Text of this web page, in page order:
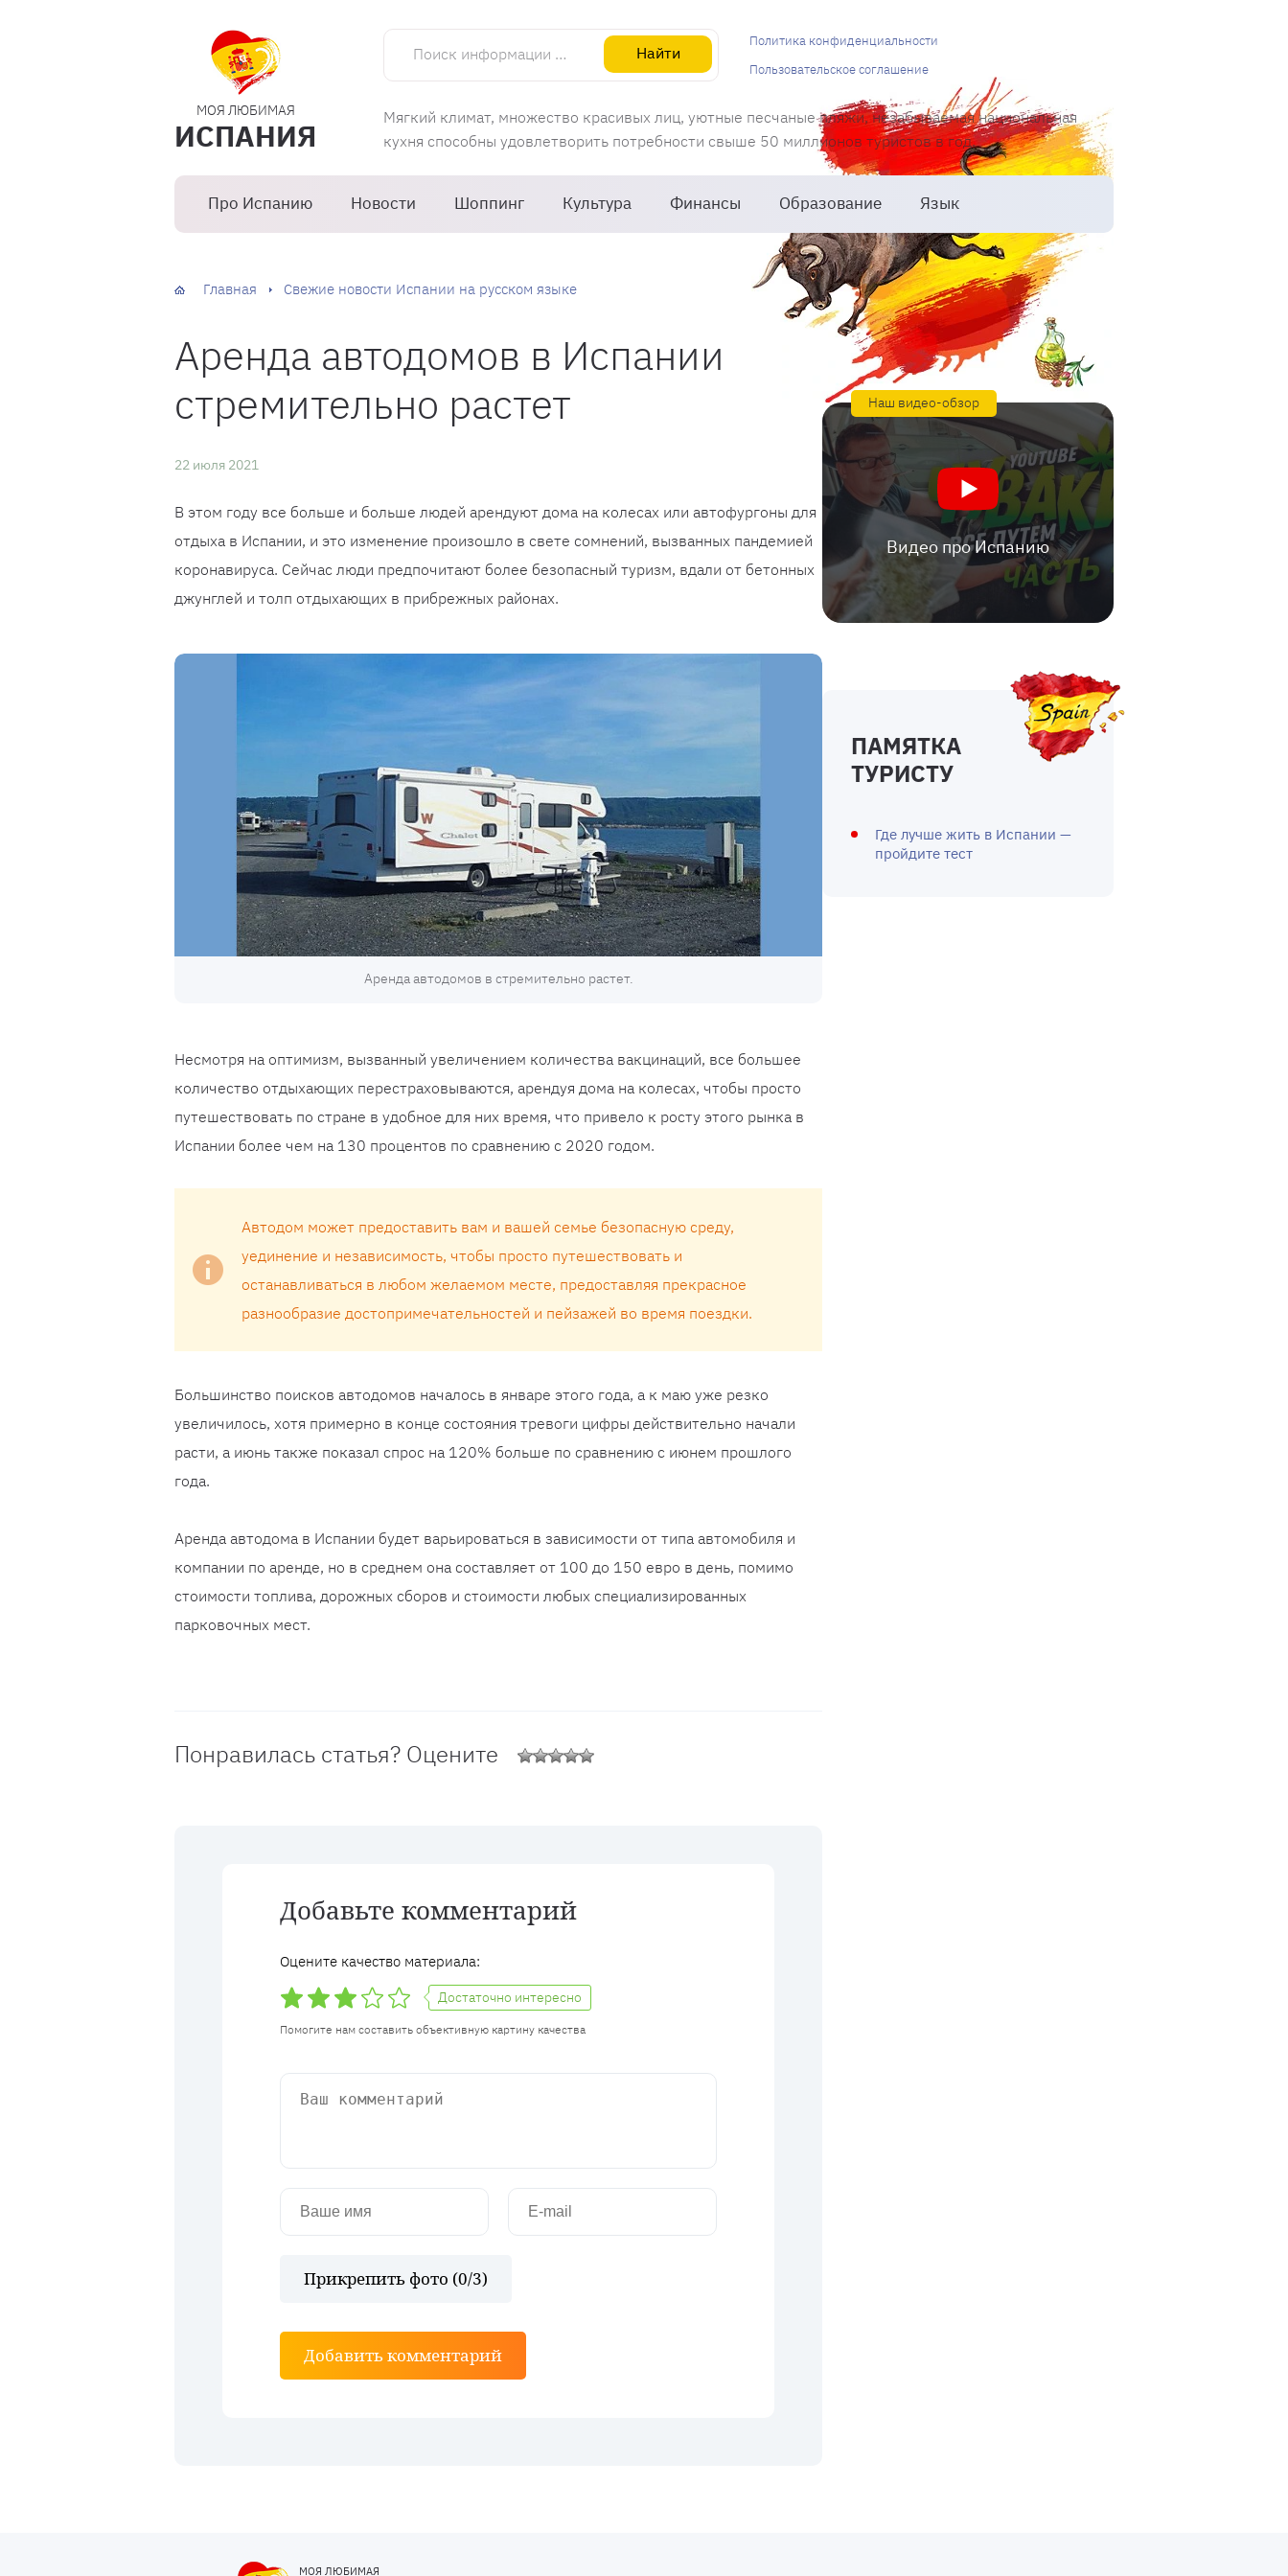
МОЯ ЛЮБИМАЯ
ИСПАНИЯ
Поиск информации об Испании
Найти
Мягкий климат, множество красивых лиц, уютные песчаные пляжи, незабываемая национальная
кухня способны удовлетворить потребности свыше 50 миллионов туристов в год.
Про Испанию Новости Шоппинг Культура Финансы Образование Язык
Политика конфиденциальности
Пользовательское соглашение
Главная Свежие новости Испании на русском языке
Аренда автодомов в Испании
стремительно растет
22 июля 2021
В этом году все больше и больше людей арендуют дома на колесах или автофургоны для
отдыха в Испании, и это изменение произошло в свете сомнений, вызванных пандемией
коронавируса. Сейчас люди предпочитают более безопасный туризм, вдали от бетонных
джунглей и толп отдыхающих в прибрежных районах.
Аренда автодомов в стремительно растет.
Несмотря на оптимизм, вызванный увеличением количества вакцинаций, все большее
количество отдыхающих перестраховываются, арендуя дома на колесах, чтобы просто
путешествовать по стране в удобное для них время, что привело к росту этого рынка в
Испании более чем на 130 процентов по сравнению с 2020 годом.
Автодом может предоставить вам и вашей семье безопасную среду,
уединение и независимость, чтобы просто путешествовать и
останавливаться в любом желаемом месте, предоставляя прекрасное
разнообразие достопримечательностей и пейзажей во время поездки.
Большинство поисков автодомов началось в январе этого года, а к маю уже резко
увеличилось, хотя примерно в конце состояния тревоги цифры действительно начали
расти, а июнь также показал спрос на 120% больше по сравнению с июнем прошлого
года.
Аренда автодома в Испании будет варьироваться в зависимости от типа автомобиля и
компании по аренде, но в среднем она составляет от 100 до 150 евро в день, помимо
стоимости топлива, дорожных сборов и стоимости любых специализированных
парковочных мест.
Понравилась статья? Оцените
Добавьте комментарий
Оцените качество материала:
Достаточно интересно
Помогите нам составить объективную картину качества
Прикрепить фото (0/3)
Добавить комментарий
Наш видео-обзор
Видео про Испанию
ПАМЯТКА
ТУРИСТУ
Где лучше жить в Испании —
пройдите тест
МОЯ ЛЮБИМАЯ